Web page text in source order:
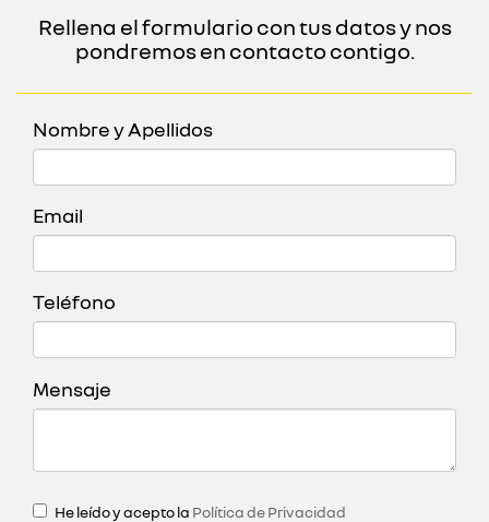
Rellena el formulario con tus datos y nos
pondremos en contacto contigo.
Nombre y Apellidos
Email
Teléfono
Mensaje
He leído y acepto la Política de Privacidad